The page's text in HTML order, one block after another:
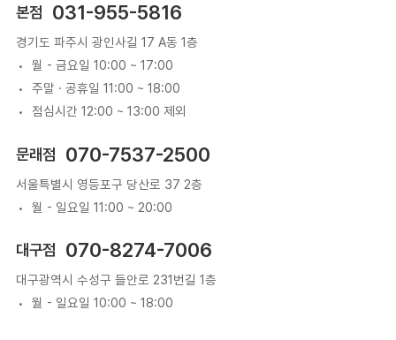
본점
031-955-5816
경기도 파주시 광인사길 17 A동 1층
월 - 금요일 10:00 ~ 17:00
주말 · 공휴일 11:00 ~ 18:00
점심시간 12:00 ~ 13:00 제외
문래점 070-7537-2500
서울특별시 영등포구 당산로 37 2층
월 - 일요일 11:00 ~ 20:00
대구점 070-8274-7006
대구광역시 수성구 들안로 231번길 1층
월 - 일요일 10:00 ~ 18:00